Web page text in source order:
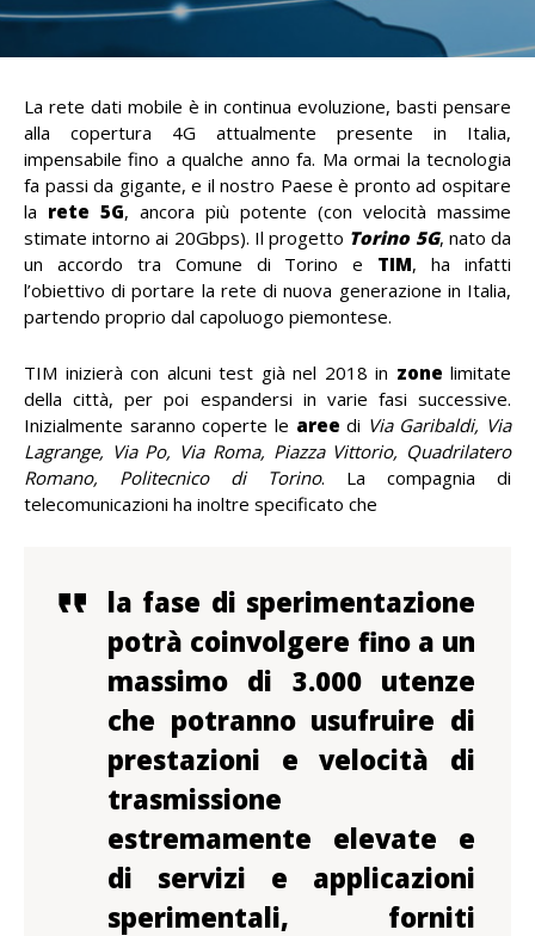
La rete dati mobile è in continua evoluzione, basti pensare
alla copertura 4G attualmente presente in Italia,
impensabile fino a qualche anno fa. Ma ormai la tecnologia
fa passi da gigante, e il nostro Paese è pronto ad ospitare
la rete 5G, ancora più potente (con velocità massime
stimate intorno ai 20Gbps). Il progetto Torino 5G, nato da
un accordo tra Comune di Torino e TIM, ha infatti
l’obiettivo di portare la rete di nuova generazione in Italia,
partendo proprio dal capoluogo piemontese.
TIM inizierà con alcuni test già nel 2018 in zone limitate
della città, per poi espandersi in varie fasi successive.
Inizialmente saranno coperte le aree di Via Garibaldi, Via
Lagrange, Via Po, Via Roma, Piazza Vittorio, Quadrilatero
Romano, Politecnico di Torino. La compagnia di
telecomunicazioni ha inoltre specificato che
la fase di sperimentazione
potrà coinvolgere fino a un
massimo di 3.000 utenze
che potranno usufruire di
prestazioni e velocità di
trasmissione
estremamente elevate e
di servizi e applicazioni
sperimentali, forniti